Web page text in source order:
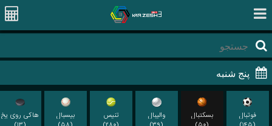
فوتبال
بسکتبال
والیبال
تنیس
بیسبال
هاکی روی یخ